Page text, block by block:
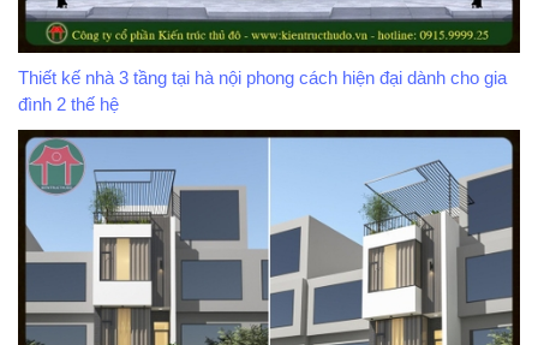
Thiết kế nhà 3 tầng tại hà nội phong cách hiện đại dành cho gia
đình 2 thế hệ